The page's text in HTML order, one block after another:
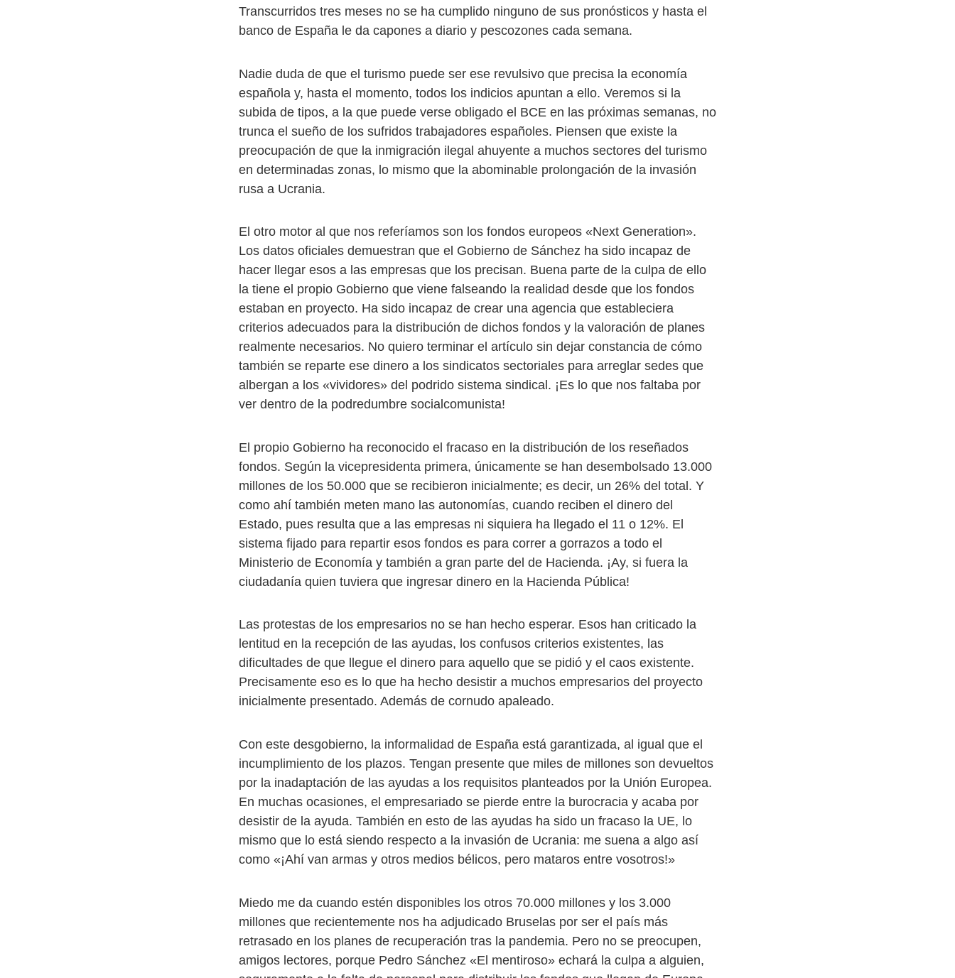
Transcurridos tres meses no se ha cumplido ninguno de sus pronósticos y hasta el
banco de España le da capones a diario y pescozones cada semana.
Nadie duda de que el turismo puede ser ese revulsivo que precisa la economía
española y, hasta el momento, todos los indicios apuntan a ello. Veremos si la
subida de tipos, a la que puede verse obligado el BCE en las próximas semanas, no
trunca el sueño de los sufridos trabajadores españoles. Piensen que existe la
preocupación de que la inmigración ilegal ahuyente a muchos sectores del turismo
en determinadas zonas, lo mismo que la abominable prolongación de la invasión
rusa a Ucrania.
El otro motor al que nos referíamos son los fondos europeos «Next Generation».
Los datos oficiales demuestran que el Gobierno de Sánchez ha sido incapaz de
hacer llegar esos a las empresas que los precisan. Buena parte de la culpa de ello
la tiene el propio Gobierno que viene falseando la realidad desde que los fondos
estaban en proyecto. Ha sido incapaz de crear una agencia que estableciera
criterios adecuados para la distribución de dichos fondos y la valoración de planes
realmente necesarios. No quiero terminar el artículo sin dejar constancia de cómo
también se reparte ese dinero a los sindicatos sectoriales para arreglar sedes que
albergan a los «vividores» del podrido sistema sindical. ¡Es lo que nos faltaba por
ver dentro de la podredumbre socialcomunista!
El propio Gobierno ha reconocido el fracaso en la distribución de los reseñados
fondos. Según la vicepresidenta primera, únicamente se han desembolsado 13.000
millones de los 50.000 que se recibieron inicialmente; es decir, un 26% del total. Y
como ahí también meten mano las autonomías, cuando reciben el dinero del
Estado, pues resulta que a las empresas ni siquiera ha llegado el 11 o 12%. El
sistema fijado para repartir esos fondos es para correr a gorrazos a todo el
Ministerio de Economía y también a gran parte del de Hacienda. ¡Ay, si fuera la
ciudadanía quien tuviera que ingresar dinero en la Hacienda Pública!
Las protestas de los empresarios no se han hecho esperar. Esos han criticado la
lentitud en la recepción de las ayudas, los confusos criterios existentes, las
dificultades de que llegue el dinero para aquello que se pidió y el caos existente.
Precisamente eso es lo que ha hecho desistir a muchos empresarios del proyecto
inicialmente presentado. Además de cornudo apaleado.
Con este desgobierno, la informalidad de España está garantizada, al igual que el
incumplimiento de los plazos. Tengan presente que miles de millones son devueltos
por la inadaptación de las ayudas a los requisitos planteados por la Unión Europea.
En muchas ocasiones, el empresariado se pierde entre la burocracia y acaba por
desistir de la ayuda. También en esto de las ayudas ha sido un fracaso la UE, lo
mismo que lo está siendo respecto a la invasión de Ucrania: me suena a algo así
como «¡Ahí van armas y otros medios bélicos, pero mataros entre vosotros!»
Miedo me da cuando estén disponibles los otros 70.000 millones y los 3.000
millones que recientemente nos ha adjudicado Bruselas por ser el país más
retrasado en los planes de recuperación tras la pandemia. Pero no se preocupen,
amigos lectores, porque Pedro Sánchez «El mentiroso» echará la culpa a alguien,